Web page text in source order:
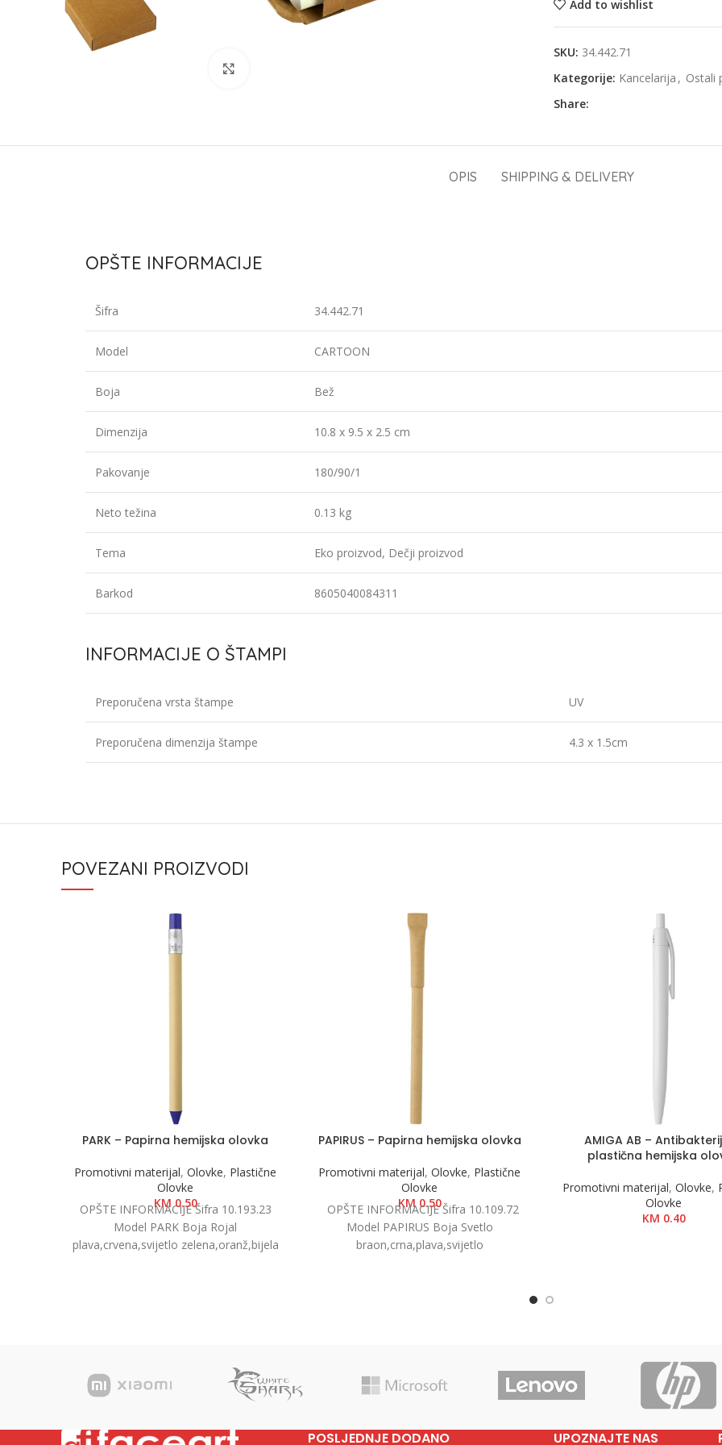
Add to wishlist
SKU: 34.442.71
Kategorije: Kancelarija , Ostali
Share:
OPIS SHIPPING & DELIVERY
OPŠTE INFORMACIJE
Šifra 34.442.71
Model CARTOON
Boja Bež
Dimenzija 10.8 x 9.5 x 2.5 cm
Pakovanje 180/90/1
Neto težina 0.13 kg
Tema Eko proizvod, Dečji proizvod
Barkod 8605040084311
INFORMACIJE O ŠTAMPI
Preporučena vrsta štampe UV
Preporučena dimenzija štampe 4.3 x 1.5cm
POVEZANI PROIZVODI
PARK – Papirna hemijska olovka
Promotivni materijal, Olovke, Plastične
Olovke
KM0.50
OPŠTE INFORMACIJE Šifra 10.193.23
Model PARK Boja Rojal
plava,crvena,svijetlo zelena,oranž,bijela
PAPIRUS – Papirna hemijska olovka
Promotivni materijal, Olovke, Plastične
Olovke
KM0.50
OPŠTE INFORMACIJE Šifra 10.109.72
Model PAPIRUS Boja Svetlo
braon,crna,plava,svijetlo
AMIGA AB –
plastična hemijska
Promotivni materijal, Olovke,
Olovke
KM 0.40
POSLJEDNJE DODANO UPOZNAJTE NAS